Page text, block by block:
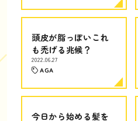
頭皮が脂っぽいこれ
も禿げる兆候？
2022.06.27
AGA
今日から始める髪を